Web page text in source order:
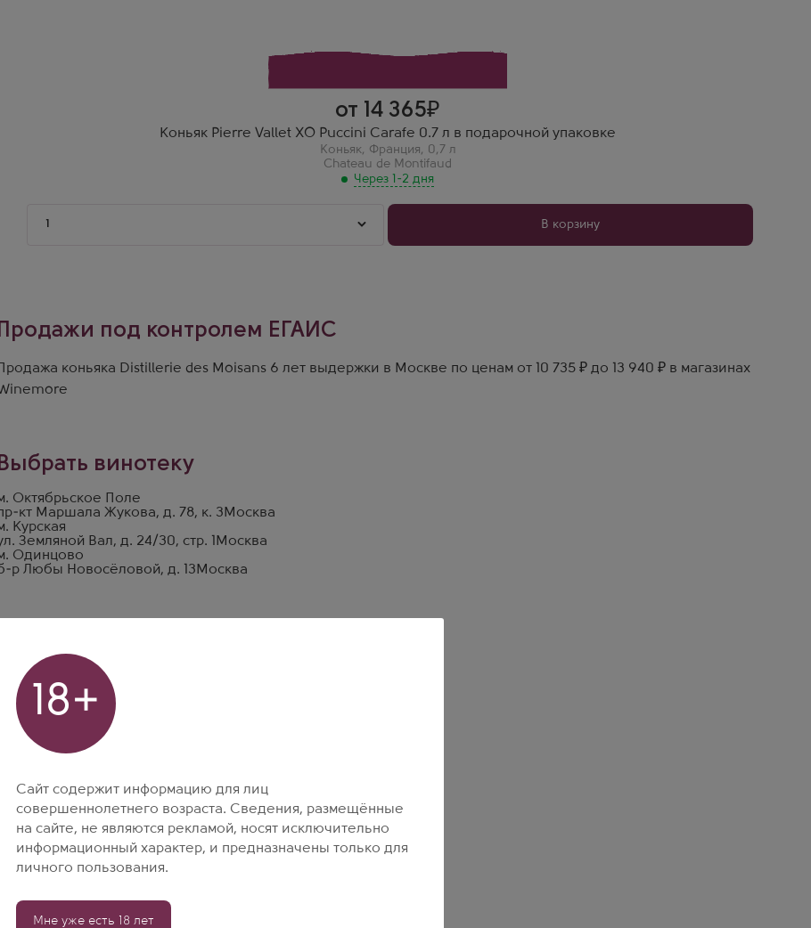
от 14 365
Коньяк Pierre Vallet XO Puccini Carafe 0.7 л в подарочной упаковке
Коньяк, Франция, 0,7 л
Chateau de Montifaud
Через 1-2 дня
1 В корзину
под контролем ЕГАИС
Продажа коньяка Distillerie des Moisans 6 лет выдержки в Москве по ценам от 10 735 ₽ до 13 940 ₽ в магазинах
винотеку
Октябрьское Поле
кт Маршала Жукова, д. 78, к. 3 Москва
Курская
Земляной Вал, д. 24/30, стр. 1
Москва
Одинцово
р Любы Новосёловой, д. 13 Москва
18+
Сайт содержит информацию для лиц
совершеннолетнего возраста. Сведения, размещённые
на сайте, не являются рекламой, носят исключительно
информационный характер, и предназначены только для
личного пользования.
Мне уже есть 18 лет